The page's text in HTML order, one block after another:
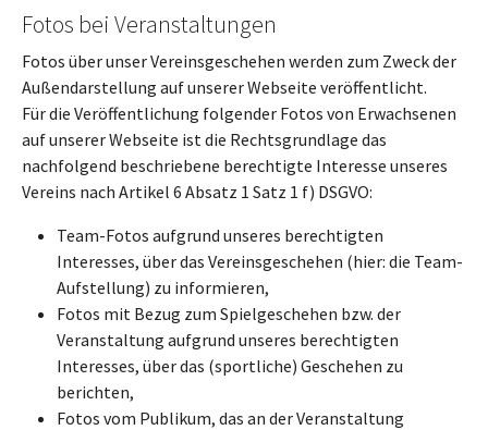
Fotos bei Veranstaltungen
Fotos über unser Vereinsgeschehen werden zum Zweck der
Außendarstellung auf unserer Webseite veröffentlicht.
Für die Veröffentlichung folgender Fotos von Erwachsenen
auf unserer Webseite ist die Rechtsgrundlage das
nachfolgend beschriebene berechtigte Interesse unseres
Vereins nach Artikel 6 Absatz 1 Satz 1 f) DSGVO:
Team-Fotos aufgrund unseres berechtigten
Interesses, über das Vereinsgeschehen (hier: die Team-
Aufstellung) zu informieren,
Fotos mit Bezug zum Spielgeschehen bzw. der
Veranstaltung aufgrund unseres berechtigten
Interesses, über das (sportliche) Geschehen zu
berichten,
Fotos vom Publikum, das an der Veranstaltung